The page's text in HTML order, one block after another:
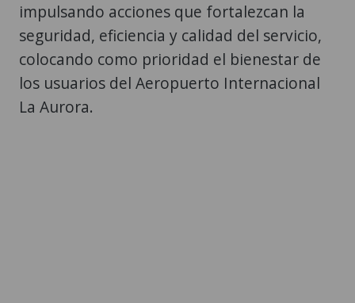
impulsando acciones que fortalezcan la
seguridad, eficiencia y calidad del servicio,
colocando como prioridad el bienestar de
los usuarios del Aeropuerto Internacional
La Aurora.